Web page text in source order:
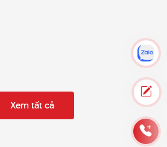
Xem tất cả